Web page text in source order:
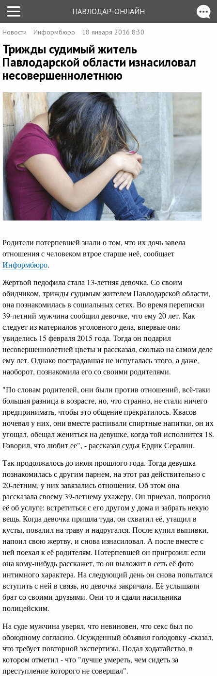
ПАВЛОДАР-ОНЛАЙН
Новости Информбюро 18 января 2016 8:30
Трижды судимый житель
Павлодарской области изнасиловал
несовершеннолетнюю
Родители потерпевшей знали о том, что их дочь завела
отношения с человеком втрое старше неё, сообщает
Информбюро.
Жертвой педофила стала 13-летняя девочка. Со своим
обидчиком, трижды судимым жителем Павлодарской области,
она познакомилась в социальных сетях. Во время переписки
39-летний мужчина сообщил девочке, что ему 20 лет. Как
следует из материалов уголовного дела, впервые они
увиделись 15 февраля 2015 года. Тогда он подарил
несовершеннолетней цветы и рассказал, сколько на самом деле
ему лет. Однако пострадавшая не испугалась этого, а даже,
наоборот, познакомила его со своими родителями.
"По словам родителей, они были против отношений, всё-таки
большая разница в возрасте, но, что странно, не стали ничего
предпринимать, чтобы это общение прекратилось. Квасов
ночевал у них, они вместе распивали спиртные напитки, он их
угощал, обещал жениться на девушке, когда той исполнится 18.
Говорил, что любит ее", - рассказал судья Ердик Сералин.
Так продолжалось до июля прошлого года. Тогда девушка
познакомилась с другим парнем, на этот раз действительно с
20-летним, у них завязались отношения. Об этом она
рассказала своему 39-летнему ухажеру. Он приехал, попросил
её об услуге: встретиться с его другом у дома и забрать некую
вещь. Когда девочка пришла туда, он схватил её, утащил в
кусты, повалил на траву и надругался. После купил выпивки,
напоил свою жертву, и снова изнасиловал. А после вместе с
ней поехал к её родителям. Потерпевшей он пригрозил: если
она кому-нибудь расскажет, то он выложит в сеть её фото
интимного характера. На следующий день он снова попытался
вступить с ней в связь, но девочка закричала. Её услышали
брат со своими друзьями. Они-то и сдали насильника
полицейским.
На суде мужчина уверял, что невиновен, что секс был по
обоюдному согласию. Осужденный объявил голодовку -сказал,
что требует повторной экспертизы. Подал ходатайство, в
котором отметил - что "лучше умереть, чем сидеть за
преступление которого не совершал".